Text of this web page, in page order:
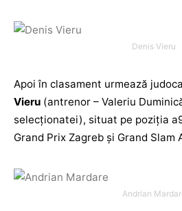
Denis Vieru
Apoi în clasament urmează
Vieru (antrenor – Valeriu
selecționatei), situat pe poziția
Grand Prix Zagreb și Grand Slam
Andrian